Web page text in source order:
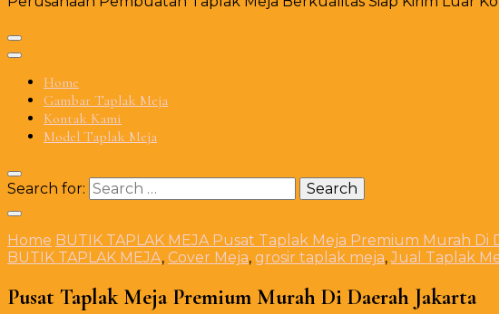
Home
Gambar Taplak Meja
Kontak Kami
Model Taplak Meja
Search for:
Home BUTIK TAPLAK MEJA Pusat Taplak Meja Premium Murah Di
BUTIK TAPLAK MEJA, Cover Meja, grosir taplak meja,Jual Taplak
Pusat Taplak Meja Premium Murah Di Daerah Jakarta